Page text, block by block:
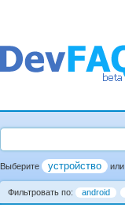
Выберите устройство или
Фильтровать по: android